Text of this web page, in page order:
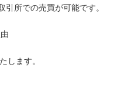
所での売買が可能です。
します。